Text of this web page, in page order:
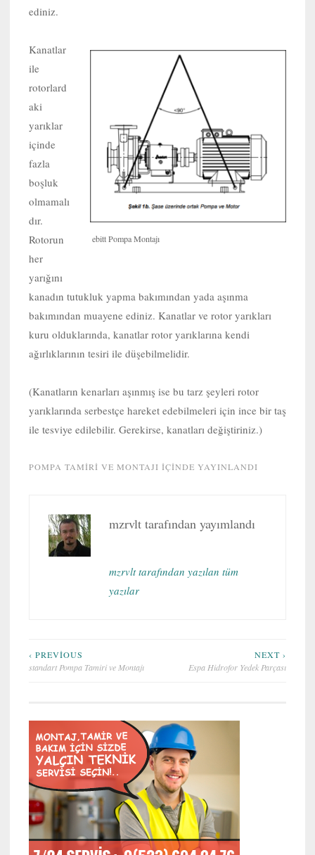
ediniz.
ebitt Pompa Montajı
Kanatlar
ile
rotorlard
aki
yarıklar
içinde
fazla
boşluk
olmamalı
dır.
Rotorun
her
yarığını
kanadın tutukluk yapma bakımından yada aşınma
bakımından muayene ediniz. Kanatlar ve rotor yarıkları
kuru olduklarında, kanatlar rotor yarıklarına kendi
ağırlıklarının tesiri ile düşebilmelidir.
(Kanatların kenarları aşınmış ise bu tarz şeyleri rotor
yarıklarında serbestçe hareket edebilmeleri için ince bir taş
ile tesviye edilebilir. Gerekirse, kanatları değiştiriniz.)
POMPA TAMIRI VE MONTAJI IÇINDE YAYINLANDI
mzrvlt tarafından yayımlandı
mzrvlt tarafından yazılan tüm
yazılar
Yazı
‹ PREVIOUS
standart Pompa Tamiri ve Montajı
NEXT ›
Espa Hidrofor Yedek Parçası